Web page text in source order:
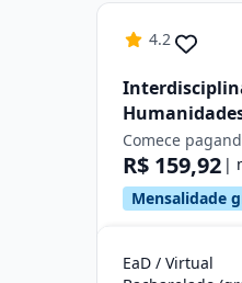
4.2
Comece
R$ 159,92 |
Mensalidade
EaD / Virtual